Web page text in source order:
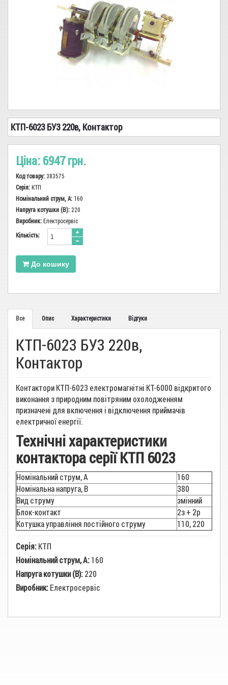
Сіз, показчики, заземлення
Високовольтне обладнання
Запобіжники, Тримачі
Сирени, дзвінки, вогні
Світло
Електромонтажна продукція, інструменти
Лічильники
Аварійне живлення
Електродвигуни, промислова автоматика
КТП-6023 БУ3 220в, Контактор
Ціна: 6947 грн.
Код товару: 383575
Серія: КТП
Номінальний струм, А: 160
Напруга котушки (В): 220
Виробник: Електросервіс
Кiлькiсть:
До кошику
Все Опис Характеристики Відгуки
КТП-6023 БУ3 220в,
Контактор
Контактори КТП-6023 електромагнітні КТ-6000 відкритого
виконання з природним повітряним охолодженням
призначені для включення і відключення приймачів
електричної енергії.
Технічні характеристики
контактора серії КТП 6023
Номінальний струм, А
160
Номінальна напруга, В
380
Вид струму
змінний
Блок-контакт
2з + 2р
Котушка управління постійного струму
110, 220
Серія: КТП
Номінальний струм, А: 160
Напруга котушки (В): 220
Виробник: Електросервіс